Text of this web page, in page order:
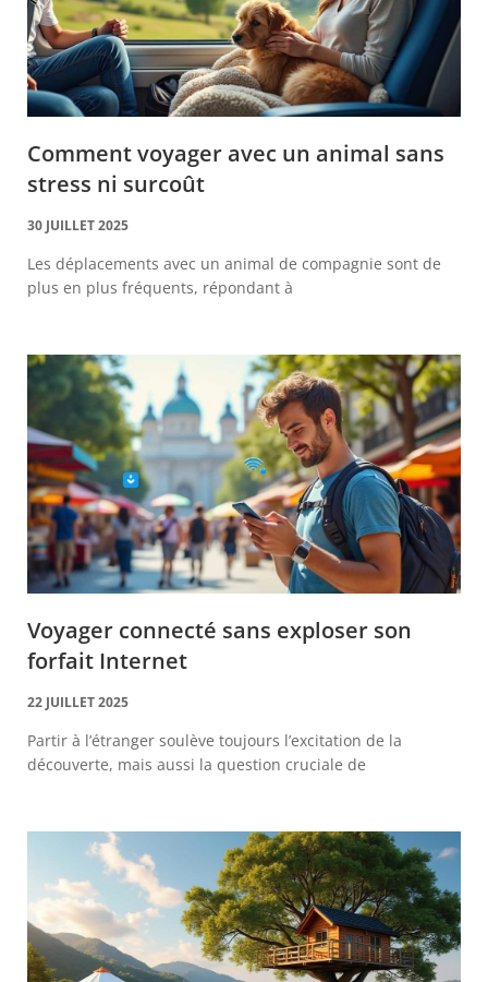
Comment voyager avec un animal sans
stress ni surcoût
30 JUILLET 2025
Les déplacements avec un animal de compagnie sont de
plus en plus fréquents, répondant à
Voyager connecté sans exploser son
forfait Internet
22 JUILLET 2025
Partir à l’étranger soulève toujours l’excitation de la
découverte, mais aussi la question cruciale de